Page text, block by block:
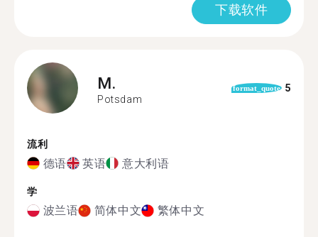
下载软件
M.
Potsdam
format_quote 5
流利
德语 英语 意大利语
学
波兰语 简体中文 繁体中文